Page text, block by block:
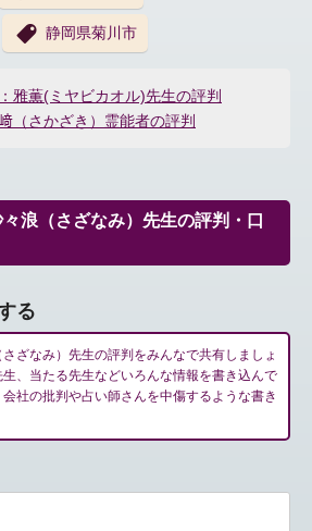
静岡県菊川市
雅薫(ミヤビカオル)先生の評判
（さかざき）霊能者の評判
浪（さざなみ）先生の評判・口
る
ざなみ）先生の評判をみんなで共有しましょ
、当たる先生などいろんな情報を書き込んで
社の批判や占い師さんを中傷するような書き